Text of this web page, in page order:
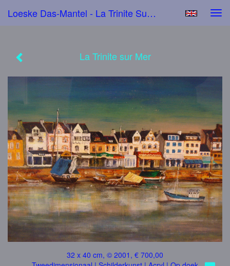
Loeske Das-Mantel - La Trinite Sur Mer
La Trinite sur Mer
32 x 40 cm, © 2001, € 700,00